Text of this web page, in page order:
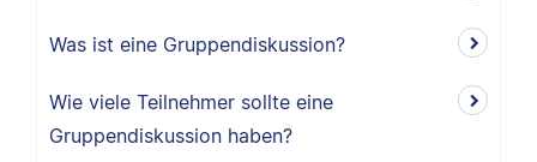
Was ist eine Gruppendiskussion?
Wie viele Teilnehmer sollte eine
Gruppendiskussion haben?